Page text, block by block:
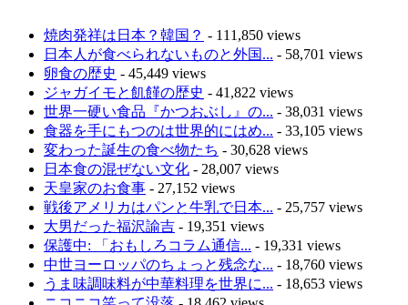
焼肉発祥は日本？韓国？ - 111,850 views
日本人が食べられないものと外国... - 58,701 views
卵食の歴史 - 45,449 views
ジャガイモと飢饉の歴史 - 41,822 views
世界一硬い食品『かつおぶし』の... - 38,031 views
食器を手にもつのは世界的にはめ... - 33,105 views
変わった誕生の食べ物たち - 30,628 views
日本食の混ぜない文化 - 28,007 views
天皇家のお食事 - 27,152 views
戦後アメリカはパンと牛乳で日本... - 25,757 views
大男だった福沢諭吉 - 19,351 views
保護中: 「おもしろコラム通信... - 19,331 views
中世ヨーロッパのちょっと残念な... - 18,760 views
うま味調味料が中華料理を世界に... - 18,653 views